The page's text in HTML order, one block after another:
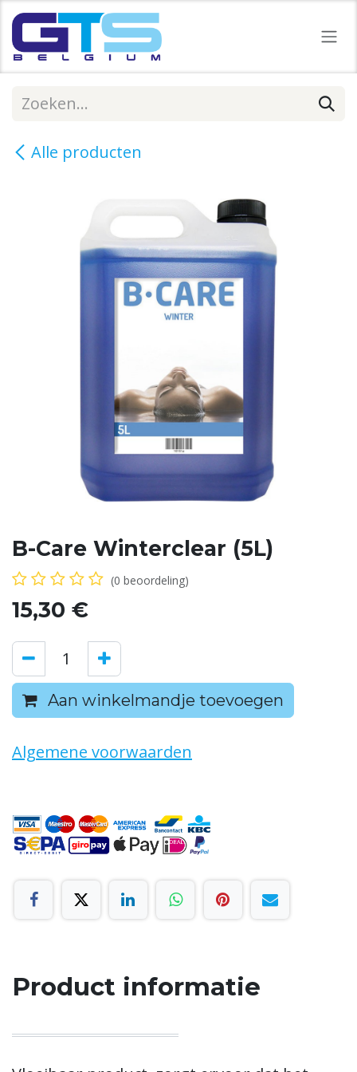
Overslaan naar inhoud
Alle producten
B-Care Winterclear (5L)
(0 beoordeling)
15,30 €
Aan winkelmandje toevoegen
Algemene voorwaarden
Product informatie